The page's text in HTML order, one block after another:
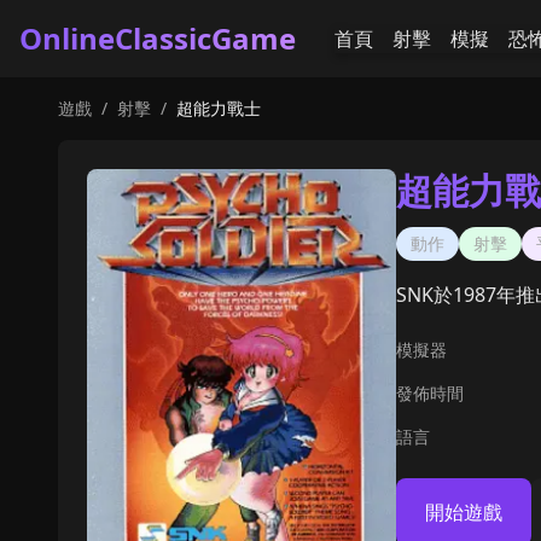
OnlineClassicGame 首頁 射擊 模擬 恐
遊戲 / 射擊 / 超能力戰士
超能力
動作 射擊
SNK於1987年
模擬器
發佈時間
語言
開始遊戲